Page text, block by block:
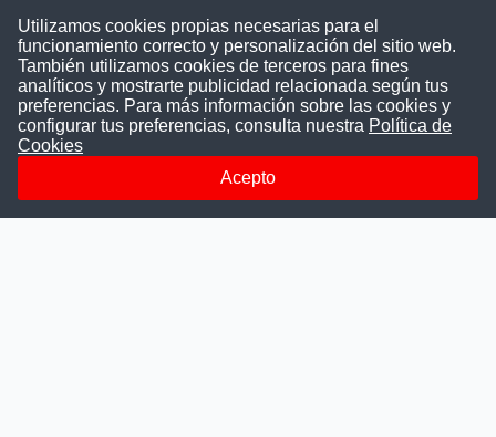
Puede comunicarse con nosotros a través
nuestras redes sociales o del correo:
contacto@convocatoriasdetrabajo.com
Siguenos en:
Utilizamos cookies propias necesarias para el
funcionamiento correcto y personalización del sitio web.
También utilizamos cookies de terceros para fines
analíticos y mostrarte publicidad relacionada según tus
preferencias. Para más información sobre las cookies y
configurar tus preferencias, consulta nuestra Política de
Cookies
Acepto